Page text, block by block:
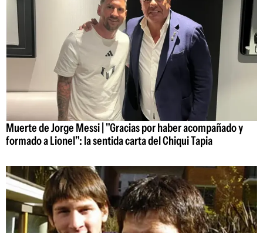
Muerte de Jorge Messi | "Gracias por haber acompañado y
formado a Lionel": la sentida carta del Chiqui Tapia